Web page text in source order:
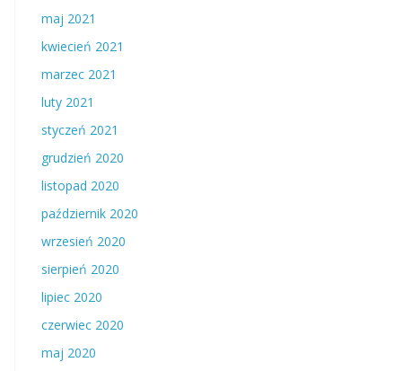
maj 2021
kwiecień 2021
marzec 2021
luty 2021
styczeń 2021
grudzień 2020
listopad 2020
październik 2020
wrzesień 2020
sierpień 2020
lipiec 2020
czerwiec 2020
maj 2020